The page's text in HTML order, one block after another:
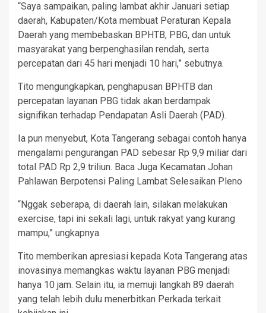
“Saya sampaikan, paling lambat akhir Januari setiap
daerah, Kabupaten/Kota membuat Peraturan Kepala
Daerah yang membebaskan BPHTB, PBG, dan untuk
masyarakat yang berpenghasilan rendah, serta
percepatan dari 45 hari menjadi 10 hari,” sebutnya.
Tito mengungkapkan, penghapusan BPHTB dan
percepatan layanan PBG tidak akan berdampak
signifikan terhadap Pendapatan Asli Daerah (PAD).
Ia pun menyebut, Kota Tangerang sebagai contoh hanya
mengalami pengurangan PAD sebesar Rp 9,9 miliar dari
total PAD Rp 2,9 triliun. Baca Juga Kecamatan Johan
Pahlawan Berpotensi Paling Lambat Selesaikan Pleno
“Nggak seberapa, di daerah lain, silakan melakukan
exercise, tapi ini sekali lagi, untuk rakyat yang kurang
mampu,” ungkapnya.
Tito memberikan apresiasi kepada Kota Tangerang atas
inovasinya memangkas waktu layanan PBG menjadi
hanya 10 jam. Selain itu, ia memuji langkah 89 daerah
yang telah lebih dulu menerbitkan Perkada terkait